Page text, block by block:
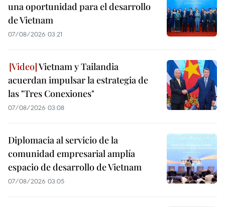
una oportunidad para el desarrollo
de Vietnam
07/08/2026 03:21
Vietnam y Tailandia
acuerdan impulsar la estrategia de
las "Tres Conexiones"
07/08/2026 03:08
Diplomacia al servicio de la
comunidad empresarial amplía
espacio de desarrollo de Vietnam
07/08/2026 03:05